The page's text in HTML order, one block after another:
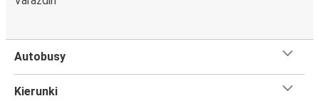
Autobusy
Kierunki